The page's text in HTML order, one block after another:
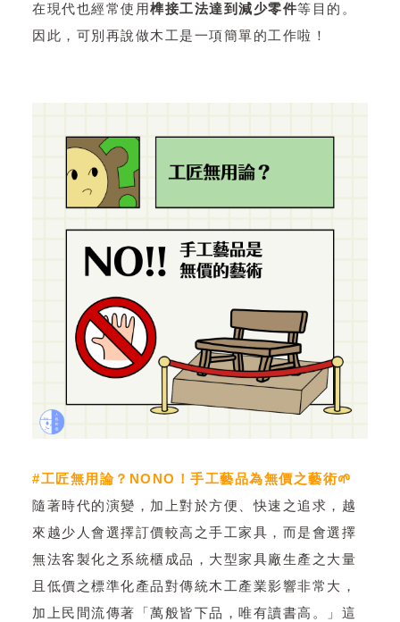
在現代也經常使用榫接工法達到減少零件等目的。
因此，可別再說做木工是一項簡單的工作啦！
#工匠無用論？NONO！手工藝品為無價之藝術🌱
隨著時代的演變，加上對於方便、快速之追求，越
來越少人會選擇訂價較高之手工家具，而是會選擇
無法客製化之系統櫃成品，大型家具廠生產之大量
且低價之標準化產品對傳統木工產業影響非常大，
加上民間流傳著「萬般皆下品，唯有讀書高。」這